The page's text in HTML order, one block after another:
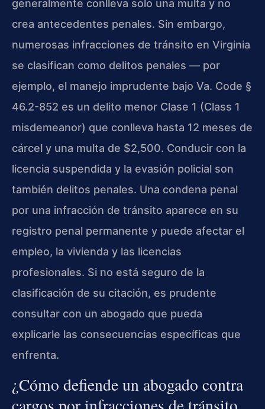
generalmente conlleva solo una multa y no
crea antecedentes penales. Sin embargo,
numerosas infracciones de tránsito en Virginia
se clasifican como delitos penales — por
ejemplo, el manejo imprudente bajo Va. Code §
46.2-852 es un delito menor Clase 1 (Class 1
misdemeanor) que conlleva hasta 12 meses de
cárcel y una multa de $2,500. Conducir con la
licencia suspendida y la evasión policial son
también delitos penales. Una condena penal
por una infracción de tránsito aparece en su
registro penal permanente y puede afectar el
empleo, la vivienda y las licencias
profesionales. Si no está seguro de la
clasificación de su citación, es prudente
consultar con un abogado que pueda
explicarle las consecuencias específicas que
enfrenta.
¿Cómo defiende un abogado contra